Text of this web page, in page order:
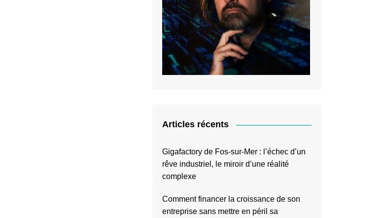
Articles récents
Gigafactory de Fos-sur-Mer : l’échec d’un
rêve industriel, le miroir d’une réalité
complexe
Comment financer la croissance de son
entreprise sans mettre en péril sa